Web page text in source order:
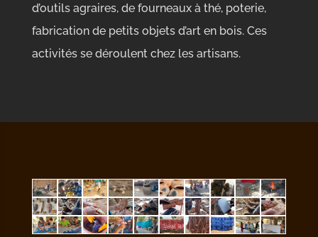
d’outils agraires, de fourneaux à thé, poterie,
fabrication de petits objets d’art en bois. Ces
activités se déroulent chez les artisans.